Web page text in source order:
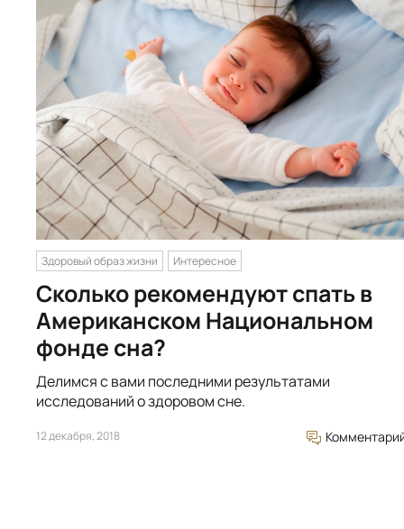
Здоровый образ жизни Интересное
Сколько рекомендуют спать в
Американском Национальном
фонде сна?
Делимся с вами последними результатами
исследований о здоровом сне.
12 декабря, 2018